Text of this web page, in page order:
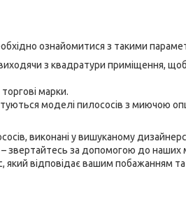
ознайомитися з такими
з квадратури приміщення,
марки.
моделі пилососів з миючою
виконані у вишуканому
– звертайтесь за допомогою до
який відповідає вашим побажанням